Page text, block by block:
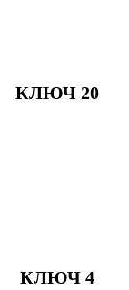
КЛЮЧ 20
КЛЮЧ 4